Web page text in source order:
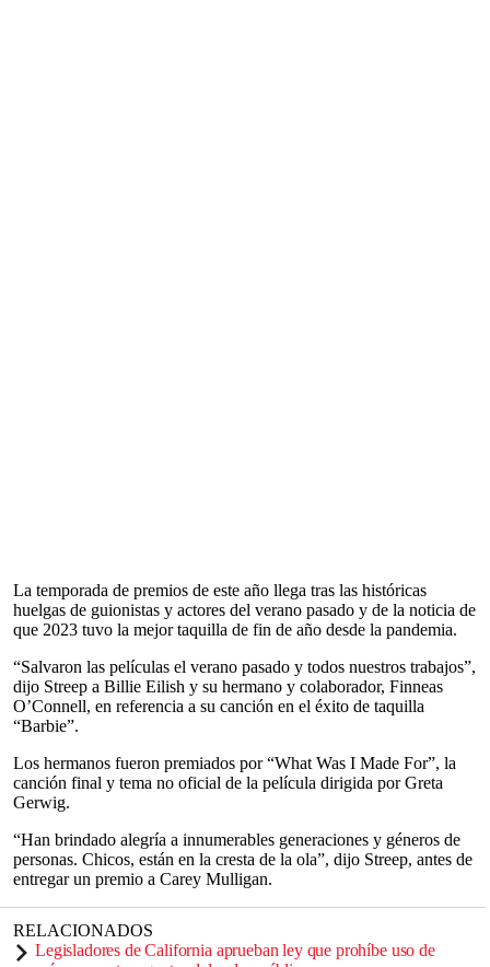
La temporada de premios de este año llega tras las históricas
huelgas de guionistas y actores del verano pasado y de la noticia de
que 2023 tuvo la mejor taquilla de fin de año desde la pandemia.
“Salvaron las películas el verano pasado y todos nuestros trabajos”,
dijo Streep a Billie Eilish y su hermano y colaborador, Finneas
O’Connell, en referencia a su canción en el éxito de taquilla
“Barbie”.
Los hermanos fueron premiados por “What Was I Made For”, la
canción final y tema no oficial de la película dirigida por Greta
Gerwig.
“Han brindado alegría a innumerables generaciones y géneros de
personas. Chicos, están en la cresta de la ola”, dijo Streep, antes de
entregar un premio a Carey Mulligan.
RELACIONADOS
Legisladores de California aprueban ley que prohíbe uso de